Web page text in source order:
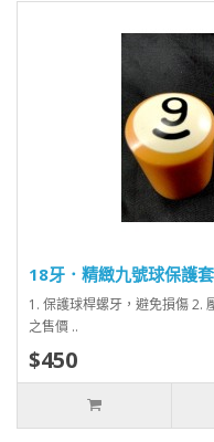
18牙．精緻九號球保護
1. 保護球桿螺牙，避免損傷 2.
之售價 ..
$450